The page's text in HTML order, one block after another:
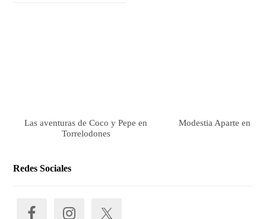
Las aventuras de Coco y Pepe en
Torrelodones
Modestia Aparte en
Redes Sociales